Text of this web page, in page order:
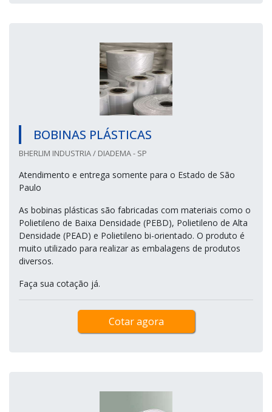
BOBINAS PLÁSTICAS
BHERLIM INDUSTRIA / DIADEMA - SP
Atendimento e entrega somente para o Estado de São
Paulo
As bobinas plásticas são fabricadas com materiais como o
Polietileno de Baixa Densidade (PEBD), Polietileno de Alta
Densidade (PEAD) e Polietileno bi-orientado. O produto é
muito utilizado para realizar as embalagens de produtos
diversos.
Faça sua cotação já.
Cotar agora